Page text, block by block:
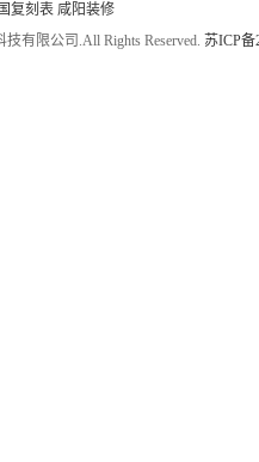
复刻表 咸阳装修
有限公司.All Rights Reserved. 苏ICP备